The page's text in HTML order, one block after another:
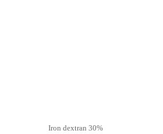
Iron dextran 30%